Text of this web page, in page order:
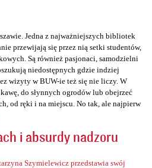
Jedna z najważniejszych bibliotek
przewijają się przez nią setki studentów,
Są również pasjonaci, samodzielni
niedostępnych gdzie indziej
wizyty w BUW-ie też się nie liczy. W
do słynnych ogrodów lub obejrzeć
od ręki i na miejscu. No tak, ale najpierw
i absurdy nadzoru
Szymielewicz przedstawia swój